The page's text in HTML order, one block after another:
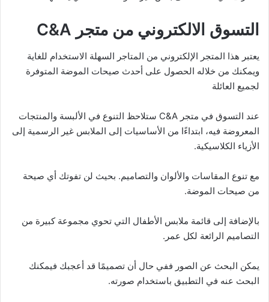
التسوق الالكتروني من متجر C&A
يعتبر هذا المتجر الإلكتروني من المتاجر السهلة الاستخدام للغاية
ويمكنك من خلاله الحصول على أحدث صيحات الموضة المتوفرة
لجميع العائلة
عند التسوق في متجر C&A ستلاحظ التنوع في الألبسة والمنتجات
المعروضة فيه، ابتداءًا من الأساسيات إلى الملابس غير الرسمية إلى
الأزياء الكلاسيكية.
مع تنوع المقاسات والألوان والتصاميم. بحيث لن تفوتك أي صيحة
من صيحات الموضة.
بالإضافة إلى قائمة ملابس الأطفال التي تحوي مجموعة كبيرة من
التصاميم الرائعة لكل عمر.
يمكن البحث عن الصور ففي حال أن تصميمًا قد أعجبك فيمكنك
البحث عنه في التطبيق باستخدام صورته.